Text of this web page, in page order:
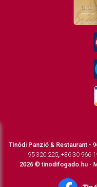
Tinódi Panzió & Restaurant -
95 320 225, +36 30 966
2026 © tinodifogado.hu -